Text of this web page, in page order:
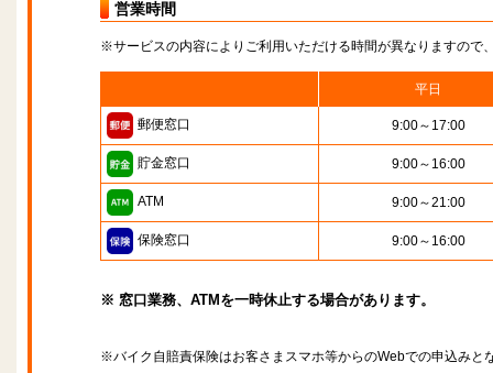
営業時間
※サービスの内容によりご利用いただける時間が異なりますので
平日
郵便窓口 9:00～17:00
貯金窓口 9:00～16:00
ATM 9:00～21:00
保険窓口 9:00～16:00
※ 窓口業務、ATMを一時休止する場合があります。
※バイク自賠責保険はお客さまスマホ等からのWebでの申込みと